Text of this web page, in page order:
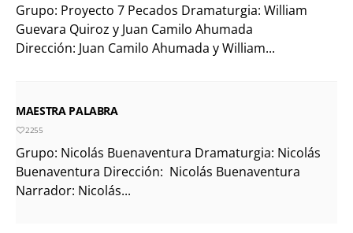
Grupo: Proyecto 7 Pecados Dramaturgia: William
Guevara Quiroz y Juan Camilo Ahumada
Dirección: Juan Camilo Ahumada y William...
MAESTRA PALABRA
2255
Grupo: Nicolás Buenaventura Dramaturgia: Nicolás
Buenaventura Dirección: Nicolás Buenaventura
Narrador: Nicolás...